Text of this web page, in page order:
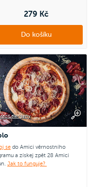
279 Kč
Do košíku
alergeny
se do Amici věrnostního
a získej zpět 28 Amici
Jak to funguje?